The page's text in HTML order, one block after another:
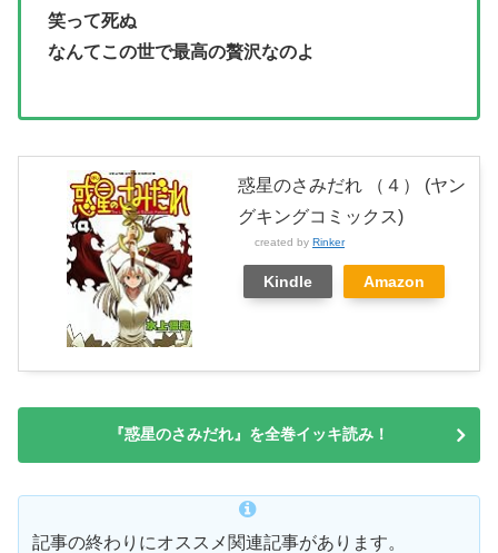
笑って死ぬ
なんてこの世で最高の贅沢なのよ
惑星のさみだれ （４） (ヤン
グキングコミックス)
created by Rinker
Kindle Amazon
『惑星のさみだれ』を全巻イッキ読み！
記事の終わりにオススメ関連記事があります。